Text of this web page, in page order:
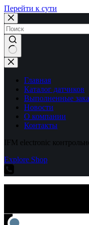
Перейти к сути
Ничего
не
найденоГлавная
Каталог датчиков
Выполненные
Новости
О компании
Контакты
IFM electronic
Explore Shop